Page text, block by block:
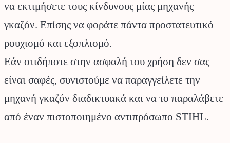
να εκτιμήσετε τους κίνδυνους μίας μηχανής
γκαζόν. Επίσης να φοράτε πάντα προστατευτικό
ρουχισμό και εξοπλισμό.
Εάν οτιδήποτε στην ασφαλή του χρήση δεν σας
είναι σαφές, συνιστούμε να παραγγείλετε την
μηχανή γκαζόν διαδικτυακά και να το παραλάβετε
από έναν πιστοποιημένο αντιπρόσωπο STIHL.